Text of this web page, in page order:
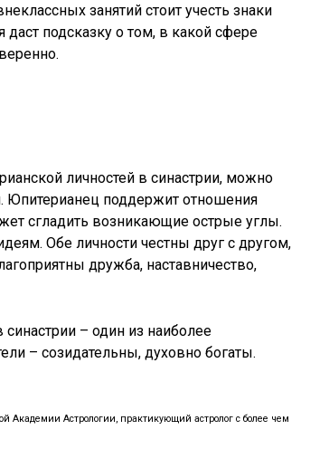
занятий стоит учесть знаки
даст подсказку о том, в какой сфере
личностей в синастрии, можно
Юпитерианец поддержит отношения
сгладить возникающие острые углы.
Обе личности честны друг с другом,
дружба, наставничество,
– один из наиболее
– созидательны, духовно богаты.
Астрологии, практикующий астролог с более чем